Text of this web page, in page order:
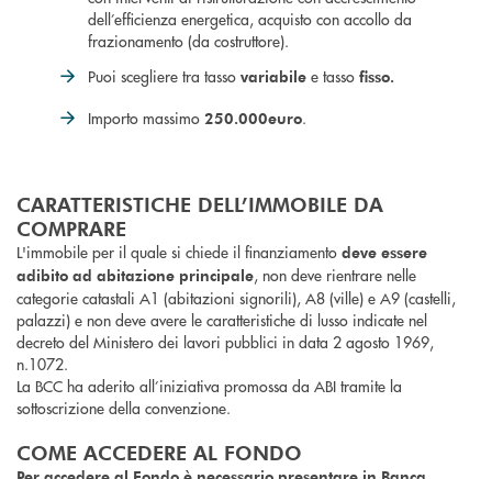
dell’efficienza energetica, acquisto con accollo da
frazionamento (da costruttore).
Puoi scegliere tra tasso variabile e tasso fisso.
Importo massimo 250.000euro.
CARATTERISTICHE DELL’IMMOBILE DA
COMPRARE
L'immobile per il quale si chiede il finanziamento deve essere
adibito ad abitazione principale, non deve rientrare nelle
categorie catastali A1 (abitazioni signorili), A8 (ville) e A9 (castelli,
palazzi) e non deve avere le caratteristiche di lusso indicate nel
decreto del Ministero dei lavori pubblici in data 2 agosto 1969,
n.1072.
La BCC ha aderito all’iniziativa promossa da ABI tramite la
sottoscrizione della convenzione.
COME ACCEDERE AL FONDO